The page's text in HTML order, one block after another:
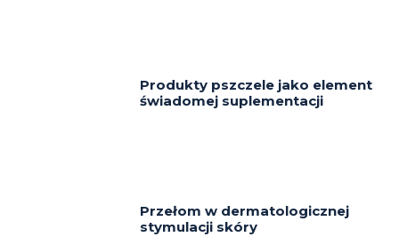
Produkty pszczele jako element
świadomej suplementacji
Przełom w dermatologicznej
stymulacji skóry